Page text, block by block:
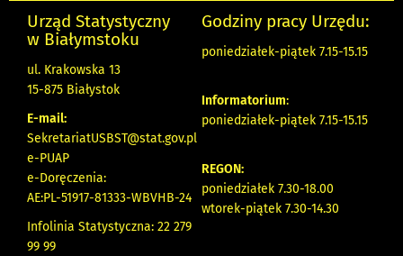
Urząd Statystyczny
w Białymstoku
ul. Krakowska 13
15-875 Białystok
E-mail:
SekretariatUSBST@stat.gov.pl
e-PUAP
e-Doręczenia:
AE:PL-51917-81333-WBVHB-24
Infolinia Statystyczna: 22 279
99 99
Godziny pracy Urzędu:
poniedziałek-piątek 7.15-15.15
Informatorium:
poniedziałek-piątek 7.15-15.15
REGON:
poniedziałek 7.30-18.00
wtorek-piątek 7.30-14.30